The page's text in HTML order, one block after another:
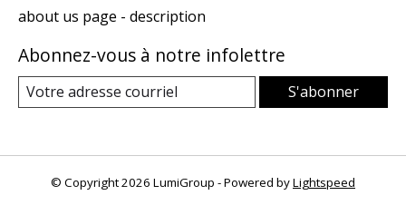
about us page - description
Abonnez-vous à notre infolettre
S'abonner
© Copyright 2026 LumiGroup - Powered byLightspeed